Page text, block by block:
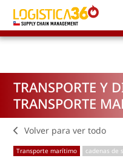
TRANSPORTE Y
TRANSPORTE
Volver para ver todo
Transporte marítimo cadenas de